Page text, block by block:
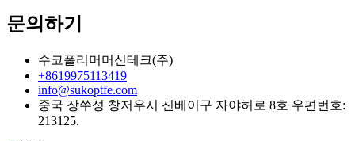
문의하기
수코폴리머머신테크(주)
+8619975113419
info@sukoptfe.com
중국 장쑤성 창저우시 신베이구 자야허로 8호 우편번호:
213125.